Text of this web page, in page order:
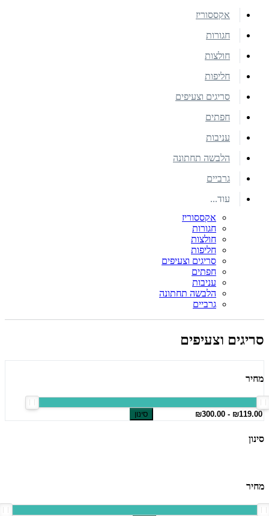
אקססוריז
חגורות
חולצות
חליפות
סריגים וצעיפים
חפתים
עניבות
הלבשה תחתונה
גרביים
עוד...
אקססוריז
חגורות
חולצות
חליפות
סריגים וצעיפים
חפתים
עניבות
הלבשה תחתונה
גרביים
סריגים וצעיפים
מחיר
סינון
סינון
מחיר